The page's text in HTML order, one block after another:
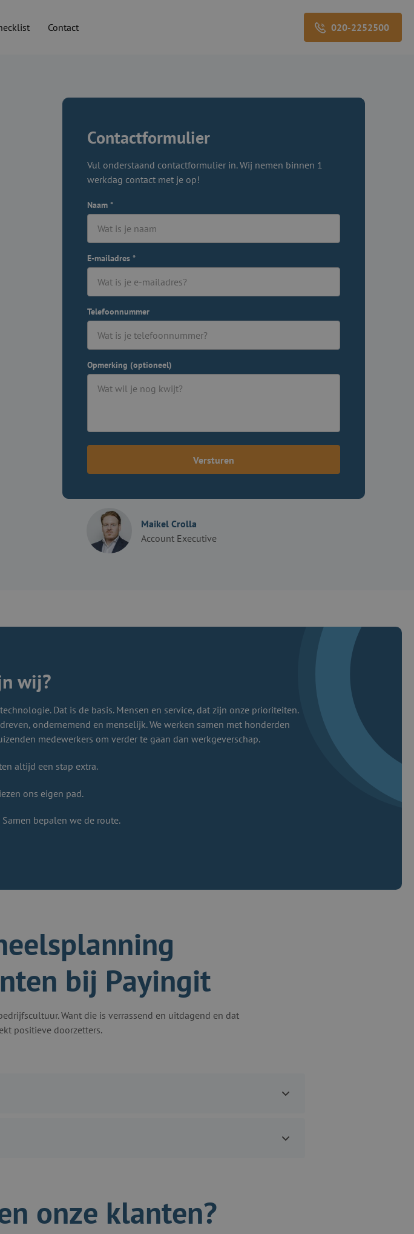
Contact 020-2252500
Contactformulier
Vul onderstaand contactformulier in. Wij nemen binnen 1
werkdag contact met je op!
Naam *
E-mailadres *
Telefoonnummer
Opmerking (optioneel)
Versturen
Maikel Crolla
Account Executive
wij?
Dat is de basis. Mensen en service, dat zijn onze prioriteiten.
ondernemend en menselijk. We werken samen met honderden
medewerkers om verder te gaan dan werkgeverschap.
altijd een stap extra.
ons eigen pad.
Samen bepalen we de route.
bij Payingit
Want die is verrassend en uitdagend en dat
positieve doorzetters.
onze klanten?